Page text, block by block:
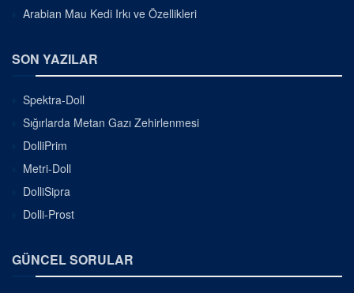
Arabian Mau Kedi Irkı ve Özellikleri
SON YAZILAR
Spektra-Doll
Sığırlarda Metan Gazı Zehirlenmesi
DolliPrim
Metri-Doll
DolliSipra
Dolli-Prost
GÜNCEL SORULAR